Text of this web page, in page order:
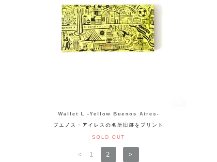
Wallet L -Yellow Buenos Aires-
ブエノス・アイレスの名所旧跡をプリント
SOLD OUT
< 1 2 >